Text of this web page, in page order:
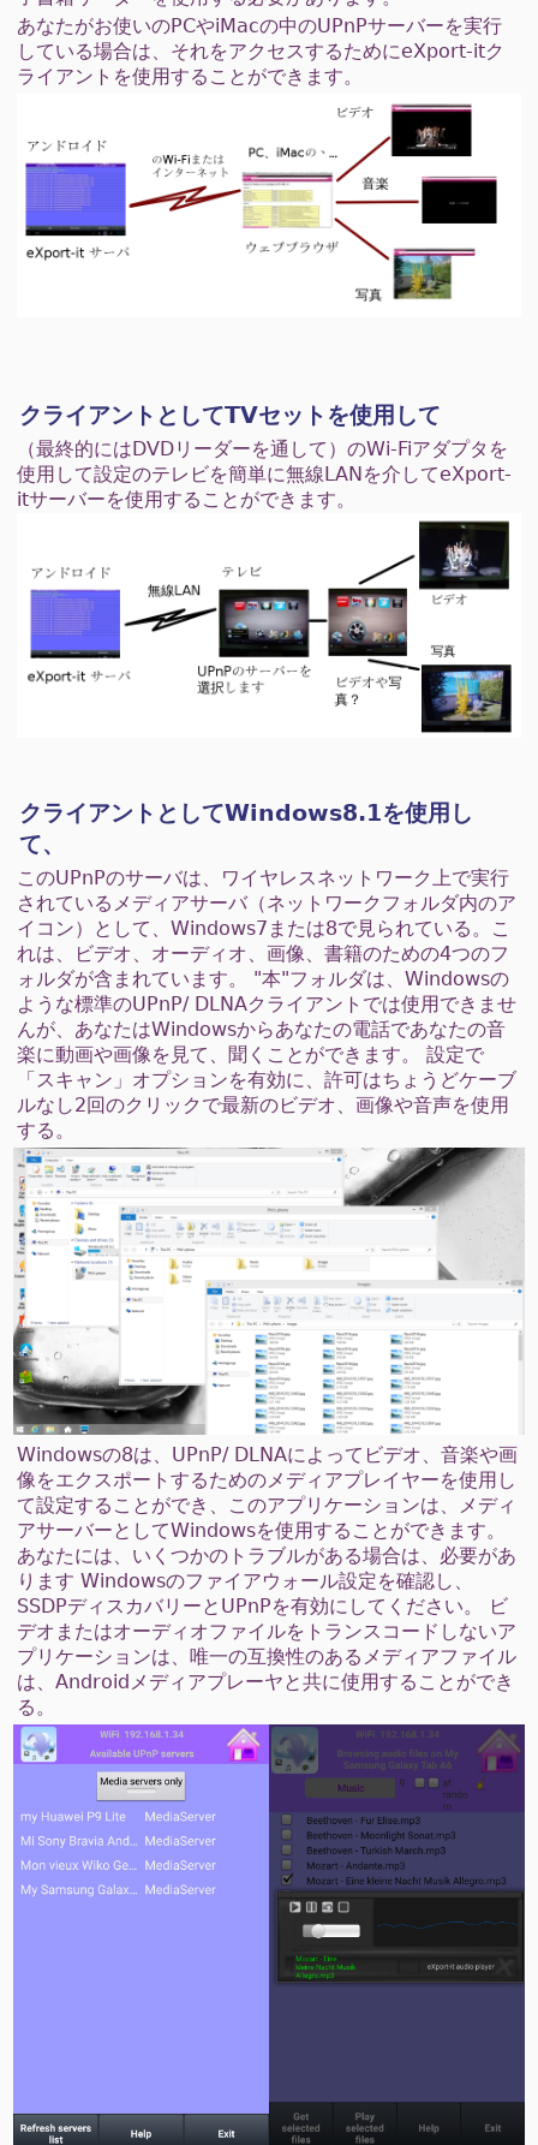
あなたがお使いのPCやiMacの中のUPnPサーバーを実行
している場合は、それをアクセスするためにeXport-itク
ライアントを使用することができます。
クライアントとしてTVセットを使用して
（最終的にはDVDリーダーを通して）のWi-Fiアダプタを
使用して設定のテレビを簡単に無線LANを介してeXport-
itサーバーを使用することができます。
クライアントとしてWindows8.1を使用し
て、
このUPnPのサーバは、ワイヤレスネットワーク上で実行
されているメディアサーバ（ネットワークフォルダ内のア
イコン）として、Windows7または8で見られている。こ
れは、ビデオ、オーディオ、画像、書籍のための4つのフ
ォルダが含まれています。 "本"フォルダは、Windowsの
ような標準のUPnP/ DLNAクライアントでは使用できませ
んが、あなたはWindowsからあなたの電話であなたの音
楽に動画や画像を見て、聞くことができます。 設定で
「スキャン」オプションを有効に、許可はちょうどケーブ
ルなし2回のクリックで最新のビデオ、画像や音声を使用
する。
Windowsの8は、UPnP/ DLNAによってビデオ、音楽や画
像をエクスポートするためのメディアプレイヤーを使用し
て設定することができ、このアプリケーションは、メディ
アサーバーとしてWindowsを使用することができます。
あなたには、いくつかのトラブルがある場合は、必要があ
ります Windowsのファイアウォール設定を確認し、
SSDPディスカバリーとUPnPを有効にしてください。 ビ
デオまたはオーディオファイルをトランスコードしないア
プリケーションは、唯一の互換性のあるメディアファイル
は、Androidメディアプレーヤと共に使用することができ
る。